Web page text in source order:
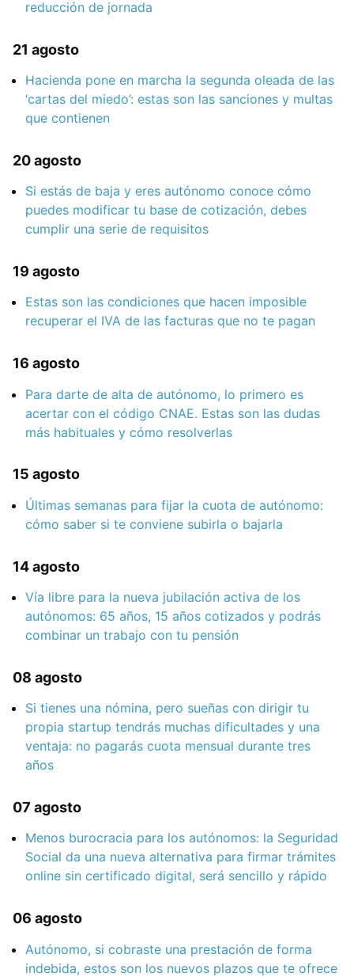
reducción de jornada
21 agosto
Hacienda pone en marcha la segunda oleada de las
‘cartas del miedo’: estas son las sanciones y multas
que contienen
20 agosto
Si estás de baja y eres autónomo conoce cómo
puedes modificar tu base de cotización, debes
cumplir una serie de requisitos
19 agosto
Estas son las condiciones que hacen imposible
recuperar el IVA de las facturas que no te pagan
16 agosto
Para darte de alta de autónomo, lo primero es
acertar con el código CNAE. Estas son las dudas
más habituales y cómo resolverlas
15 agosto
Últimas semanas para fijar la cuota de autónomo:
cómo saber si te conviene subirla o bajarla
14 agosto
Vía libre para la nueva jubilación activa de los
autónomos: 65 años, 15 años cotizados y podrás
combinar un trabajo con tu pensión
08 agosto
Si tienes una nómina, pero sueñas con dirigir tu
propia startup tendrás muchas dificultades y una
ventaja: no pagarás cuota mensual durante tres
años
07 agosto
Menos burocracia para los autónomos: la Seguridad
Social da una nueva alternativa para firmar trámites
online sin certificado digital, será sencillo y rápido
06 agosto
Autónomo, si cobraste una prestación de forma
indebida, estos son los nuevos plazos que te ofrece